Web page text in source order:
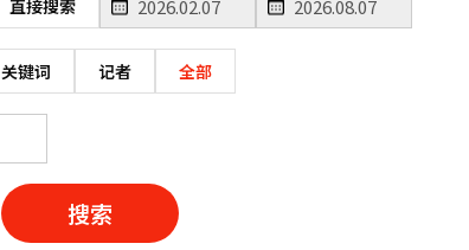
直接搜索
关键词 记者 全部
搜索